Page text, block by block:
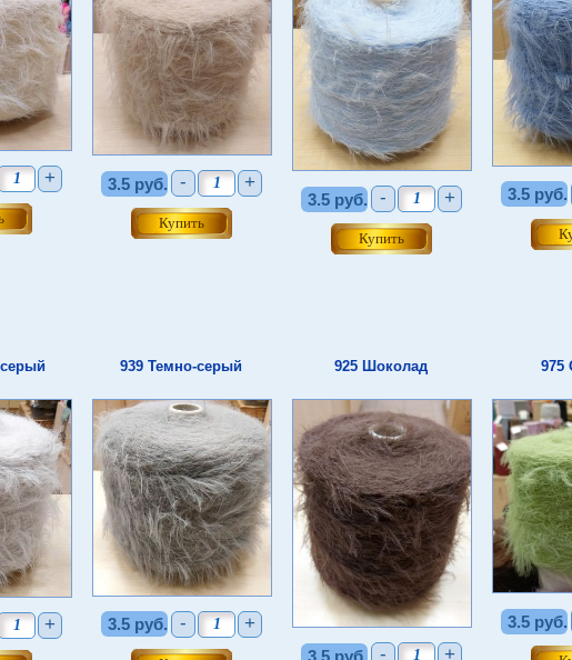
+ 3.5 руб. - +
3.5 руб. - + 3.5 руб.
+
939 Темно-серый
3.5 руб. - +
925 Шоколад
3.5 руб. - +
975
3.5 руб.